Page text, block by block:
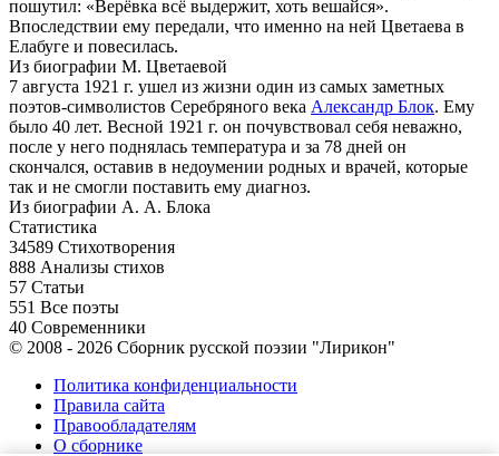
пошутил: «Верёвка всё выдержит, хоть вешайся».
Впоследствии ему передали, что именно на ней Цветаева в
Елабуге и повесилась.
Из биографии М. Цветаевой
7 августа 1921 г. ушел из жизни один из самых заметных
поэтов-символистов Серебряного века Александр Блок. Ему
было 40 лет. Весной 1921 г. он почувствовал себя неважно,
после у него поднялась температура и за 78 дней он
скончался, оставив в недоумении родных и врачей, которые
так и не смогли поставить ему диагноз.
Из биографии А. А. Блока
Статистика
34589 Стихотворения
888 Анализы стихов
57 Статьи
551 Все поэты
40 Современники
© 2008 - 2026 Сборник русской поэзии "Лирикон"
Политика конфиденциальности
Правила сайта
Правообладателям
О сборнике